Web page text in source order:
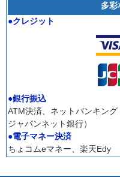
多彩
●クレジット
●銀行振込
ATM決済、ネットバンキング
ジャパンネット銀行）
●電子マネー決済
ちょコムeマネー、楽天Edy